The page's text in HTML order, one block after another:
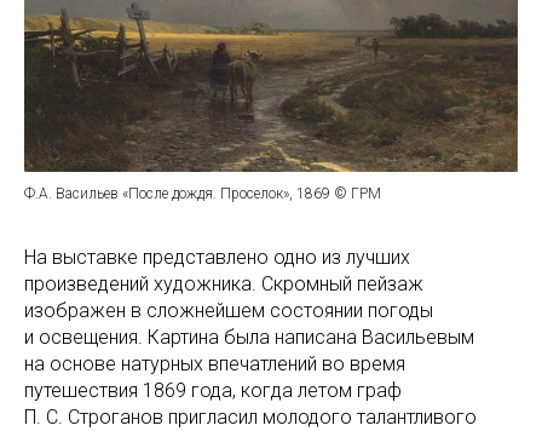
Ф.А. Васильев «После дождя. Проселок», 1869 © ГРМ
На выставке представлено одно из лучших
произведений художника. Скромный пейзаж
изображен в сложнейшем состоянии погоды
и освещения. Картина была написана Васильевым
на основе натурных впечатлений во время
путешествия 1869 года, когда летом граф
П. С. Строганов пригласил молодого талантливого